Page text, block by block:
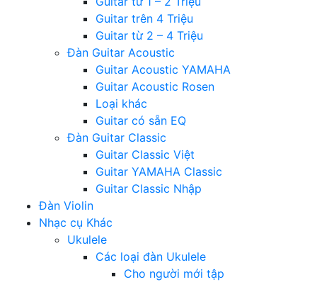
Guitar trên 4 Triệu
Guitar từ 2 – 4 Triệu
Đàn Guitar Acoustic
Guitar Acoustic YAMAHA
Guitar Acoustic Rosen
Loại khác
Guitar có sẵn EQ
Đàn Guitar Classic
Guitar Classic Việt
Guitar YAMAHA Classic
Guitar Classic Nhập
Đàn Violin
Nhạc cụ Khác
Ukulele
Các loại đàn Ukulele
Cho người mới tập